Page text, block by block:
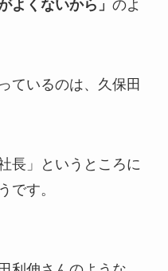
よくないから」 のよ
ているのは、久保田
長」というところに
です。